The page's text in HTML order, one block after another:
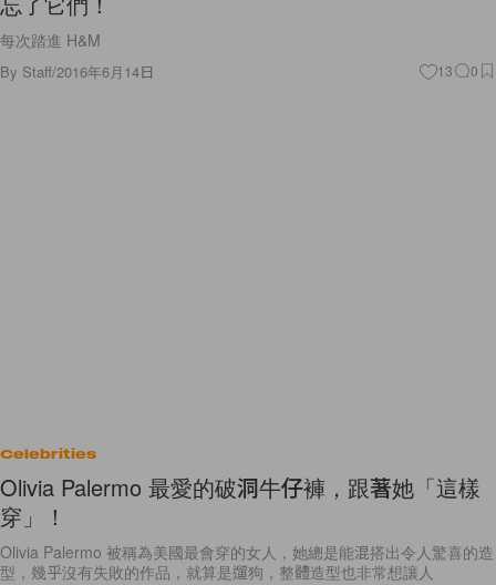
每次踏進 H&M
By Staff/2016年6月14日 13 0
Celebrities
Olivia Palermo 最愛的破洞牛仔褲，跟著她「這樣
穿」！
Olivia Palermo 被稱為美國最會穿的女人，她總是能混搭出令人驚喜的造
型，幾乎沒有失敗的作品，就算是遛狗，整體造型也非常想讓人